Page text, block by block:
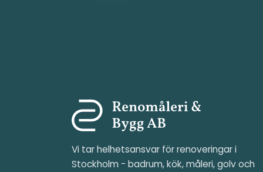
Vi tar helhetsansvar för renoveringar i
Stockholm - badrum, kök, måleri, golv och